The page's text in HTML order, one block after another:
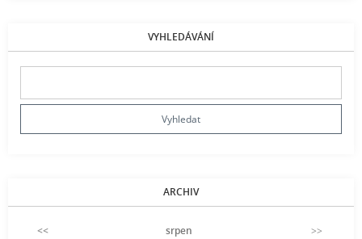
VYHLEDÁVÁNÍ
ARCHIV
<< srpen
>>